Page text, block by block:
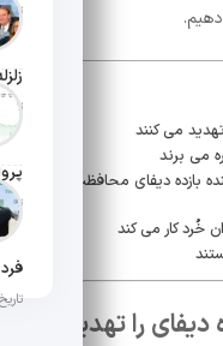
تاریخ
تاریخ
تاریخ
تاریخ
می کنند
می برند
بازده دیفای محافظت
خُرد کار می کند
را تهدید